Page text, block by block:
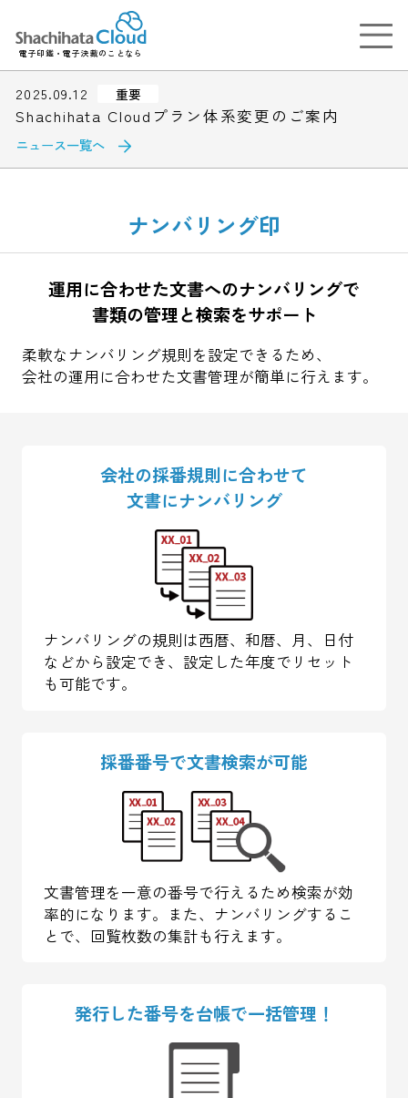
電子印鑑・電子決裁のことなら
2025.09.12 重要
Shachihata Cloudプラン体系変更のご案内
ニュース一覧へ
ナンバリング印
運用に合わせた文書へのナンバリングで
書類の管理と検索をサポート
柔軟なナンバリング規則を設定できるため、
会社の運用に合わせた文書管理が簡単に行えます。
会社の採番規則に合わせて
文書にナンバリング
ナンバリングの規則は西暦、和暦、月、日付
などから設定でき、設定した年度でリセット
も可能です。
採番番号で文書検索が可能
文書管理を一意の番号で行えるため検索が効
率的になります。また、ナンバリングするこ
とで、回覧枚数の集計も行えます。
発行した番号を台帳で一括管理！